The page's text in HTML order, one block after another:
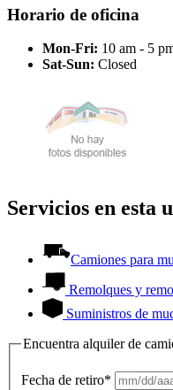
Horario de oficina
Mon-Fri: 10 am - 5
Sat-Sun: Closed
Servicios en esta
Camiones para
Remolques y
Suministros de
Encuentra alquiler de
Fecha de retiro*